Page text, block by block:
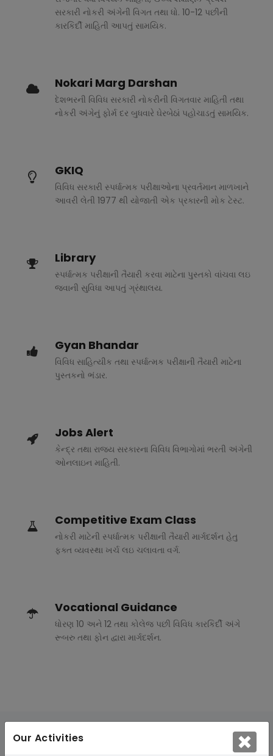
Our Activities
સરકારી નોકરી અંગેની વિગત તથા ધો. 10-12 પછીની
કારકિર્દી માહિતી આપતું સામયિક.
Nokari Marg Darshan
દેશભરની વિવિધ સરકારી નોકરીની વિગતવાર માહિતી તથા
નોકરી અંગેનું ફોર્મ દર બુધવારે ઘેરબેઠાં પહોચાડતું સામયિક.
GKIQ
વિવિધ સરકારી સ્પર્ધાત્મક પરીક્ષાઓના પ્રવર્તમાન માળખાને
આવરી લેતી 1977 થી યોજાતી એક પ્રકારની મોક ટેસ્ટ.
Library
સ્પર્ધાત્મક પરીક્ષાની તૈયારી કરવા માટેના પુસ્તકો વાંચવા લઇ
જવાની સુવિધા આપતું ગ્રંથાલય.
Gyan Bhandar
વિવિધ સાહિત્યીક તથા સ્પર્ધાત્મક પરીક્ષાની તૈયારી માટેના
પુસ્તકનો ભંડાર.
Jobs Alert
કેન્દ્ર તથા રાજ્ય સરકારના વિવિધ વિભાગોમાં ભરતી અંગેની
ઓનલાઇન માહિતી.
Competitive Exam Class
નોકરી માટેની સ્પર્ધાત્મક પરીક્ષાની તૈયારી માર્ગદર્શન હેતુ
ફક્ત વ્યવસ્થા ખર્ચ લઇ ચલાવતા વર્ગ.
Vocational Guidance
ધોરણ 10 અને 12 તથા કોલેજ પછી વિવિધ કારકિર્દી અંગે
રૂબરુ તથા ફોન દ્વારા માર્ગદર્શન.